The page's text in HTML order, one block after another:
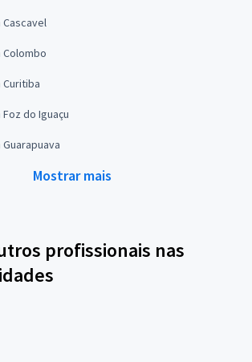
Cascavel
Colombo
Curitiba
do Iguaçu
Mostrar mais
profissionais nas